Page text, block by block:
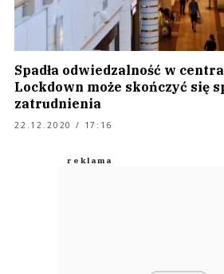
Spadła odwiedzalność w
Lockdown może skończyć się
zatrudnienia
22.12.2020 / 17:16